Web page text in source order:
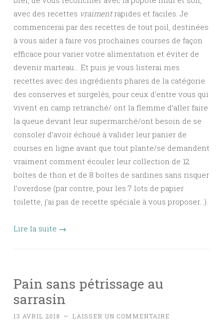
avec des recettes vraimentrapides et faciles. Je
commencerai par des recettes de tout poil, destinées
à vous aider à faire vos prochaines courses de façon
efficace pour varier votre alimentation et éviter de
devenir marteau… Et puis je vous listerai mes
recettes avec des ingrédients phares de la catégorie
des conserves et surgelés, pour ceux d’entre vous qui
vivent en camp retranché/ ont la flemme d’aller faire
la queue devant leur supermarché/ont besoin de se
consoler d’avoir échoué à valider leur panier de
courses en ligne avant que tout plante/se demandent
vraiment comment écouler leur collection de 12
boîtes de thon et de 8 boîtes de sardines sans risquer
l’overdose (par contre, pour les 7 lots de papier
toilette, j’ai pas de recette spéciale à vous proposer…).
Lire la suite →
Pain sans pétrissage au
sarrasin
13 AVRIL 2018 ~ LAISSER UN COMMENTAIRE